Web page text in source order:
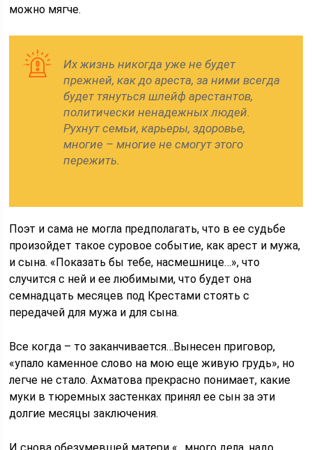
можно мягче.
Их жизнь никогда уже не будет
прежней, как до ареста, за ними всегда
будет тянуться шлейф арестантов,
политически ненадежных людей.
Рухнут семьи, карьеры, здоровье,
многие – многие не смогут этого
пережить.
Поэт и сама не могла предполагать, что в ее судьбе
произойдет такое суровое событие, как арест и мужа,
и сына. «Показать бы тебе, насмешнице…», что
случится с ней и ее любимыми, что будет она
семнадцать месяцев под Крестами стоять с
передачей для мужа и для сына.
Все когда – то заканчивается…Вынесен приговор,
«упало каменное слово на мою еще живую грудь», но
легче не стало. Ахматова прекрасно понимает, какие
муки в тюремных застенках принял ее сын за эти
долгие месяцы заключения.